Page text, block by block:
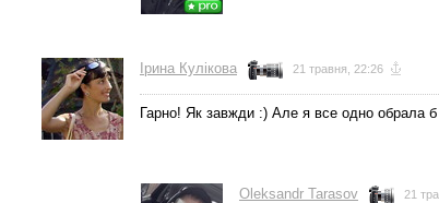
Ірина Кулікова 21 травня, 22:26
Гарно! Як завжди :) Але я все одно обрала б
Oleksandr Tarasov 21